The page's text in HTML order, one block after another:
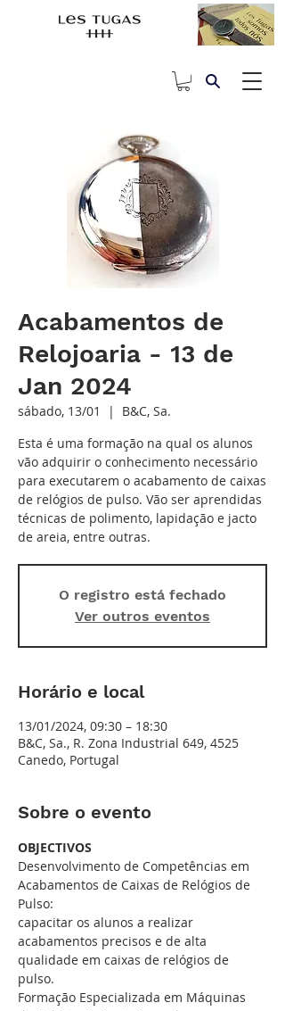
Acabamentos de
Relojoaria - 13 de
Jan 2024
sábado, 13/01
  |
B&C, Sa.
Esta é uma formação na qual os alunos
vão adquirir o conhecimento necessário
para executarem o acabamento de caixas
de relógios de pulso. Vão ser aprendidas
técnicas de polimento, lapidação e jacto
de areia, entre outras.
O registro está fechado
Ver outros eventos
Horário e local
13/01/2024, 09:30 – 18:30
B&C, Sa., R. Zona Industrial 649, 4525
Canedo, Portugal
Sobre o evento
OBJECTIVOS
Desenvolvimento de Competências em
Acabamentos de Caixas de Relógios de
Pulso:
capacitar os alunos a realizar
acabamentos precisos e de alta
qualidade em caixas de relógios de
pulso.
Formação Especializada em Máquinas